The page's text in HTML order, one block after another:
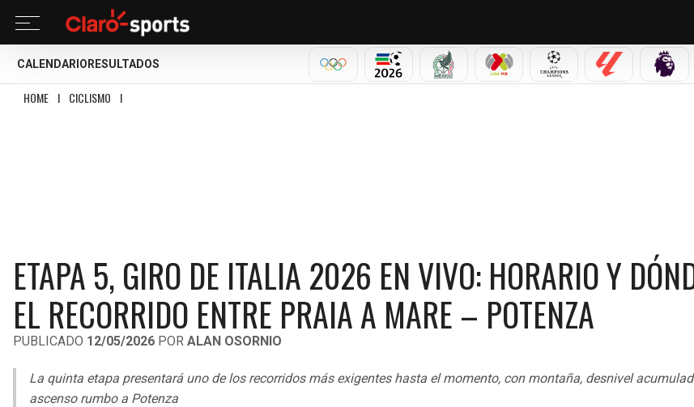
CALENDARIO RESULTADOS
OLÍMPICOSMUNDIAL 2026SELECCIÓN MEXICANA
LIGA MX CHAMPIONS LEAGUE
LALIGA
HOME I CICLISMO I
ETAPA 5, GIRO DE ITALIA 2026 EN VIVO: HORARIO Y
EL RECORRIDO ENTRE PRAIA A MARE – POTENZA
PUBLICADO 12/05/2026 POR ALAN OSORNIO
La quinta etapa presentará uno de los recorridos más exigentes hasta el momento, con montaña, desnivel
ascenso rumbo a Potenza